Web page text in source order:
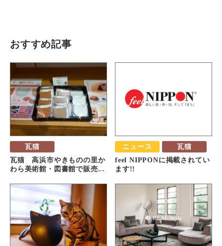
おすすめ記事
瓦猫
瓦猫 高浜市やきものの里か
わら美術館・図書館で販売...
ニュース 瓦猫
feel NIPPONに掲載されてい
ます!!